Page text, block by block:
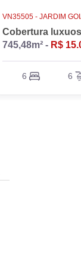
VN35505 - JARDIM
745,48m² - R$
6 6